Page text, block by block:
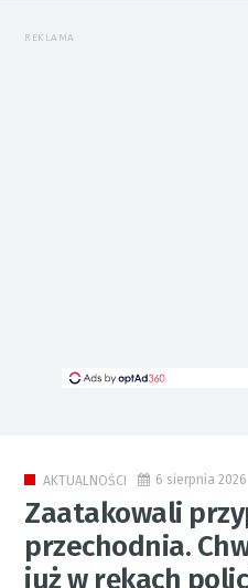
REKLAMA
AKTUALNOŚCI 6 sierpnia 2026
Zaatakowali
przechodnia.
już w rękach